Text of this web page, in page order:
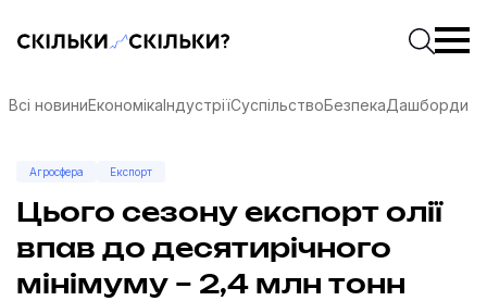
Скільки-скільки? — Медіа про суспільні даніПочати
Всі новиниЕкономікаІндустріїСуспільствоБезпекаДашборди
Агросфера Експорт
Цього сезону експорт олії
впав до десятирічного
мінімуму – 2,4 млн тонн